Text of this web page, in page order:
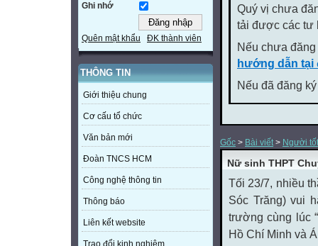
Ghi nhớ
Quên mật khẩu ĐK thành viên
THÔNG TIN
Giới thiệu chung
Cơ cấu tổ chức
Văn bản mới
Đoàn TNCS HCM
Công nghệ thông tin
Thông báo
Liên kết website
Trao đổi kinh nghiệm
Quý vị chưa
tải được các tư
Nếu chưa
hướng dẫn tại
Nếu đã đăng
Gốc > Bài viết> Người
Nữ sinh THPT
Tối 23/7, nhiều
Sóc Trăng) vui
trường cùng lúc
Hồ Chí Minh và